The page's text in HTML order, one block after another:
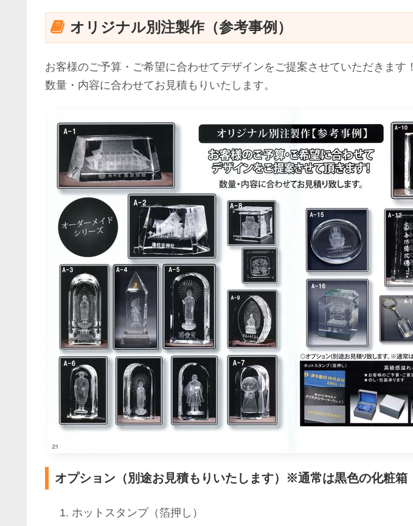
オリジナル別注製作（参考事例）
お客様のご予算・ご希望に合わせてデザインをご提案させていただきます！
数量・内容に合わせてお見積もりいたします。
オプション（別途お見積もりいたします）※通常は黒色の化粧箱
ホットスタンプ（箔押し）